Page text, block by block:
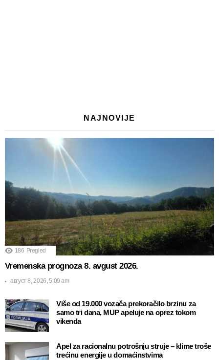
NAJNOVIJE
186 Pregled
Vremenska prognoza 8. avgust 2026.
август 8, 2026, 5:09 am
Više od 19.000 vozača prekoračilo brzinu za
samo tri dana, MUP apeluje na oprez tokom
vikenda
Apel za racionalnu potrošnju struje – klime troše
trećinu energije u domaćinstvima